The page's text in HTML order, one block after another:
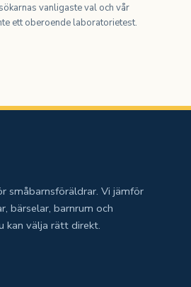
vanligaste val och vår
ett oberoende laboratorietest.
småbarnsföräldrar. Vi jämför
bärselar, barnrum och
kan välja rätt direkt.